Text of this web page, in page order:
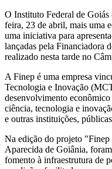
O Instituto Federal de
feira, 23 de abril, mais uma
uma iniciativa para
lançadas pela Financiadora
realizado nesta tarde no
A Finep é uma empresa
Tecnologia e Inovação
desenvolvimento
ciência, tecnologia e
e outras instituições,
Na edição do projeto
Aparecida de Goiânia,
fomento à infraestrutura de